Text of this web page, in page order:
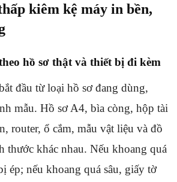
kiêm kệ máy in bền,
hồ sơ thật và thiết bị đi kèm
đầu từ loại hồ sơ đang dùng,
mẫu. Hồ sơ A4, bìa còng, hộp tài
router, ổ cắm, mẫu vật liệu và đồ
thước khác nhau. Nếu khoang quá
ép; nếu khoang quá sâu, giấy tờ